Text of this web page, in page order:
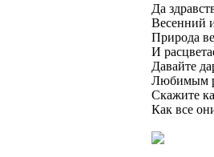
Да
Весенний
Природа
И
Давайте
Любимым
Скажите
Как все